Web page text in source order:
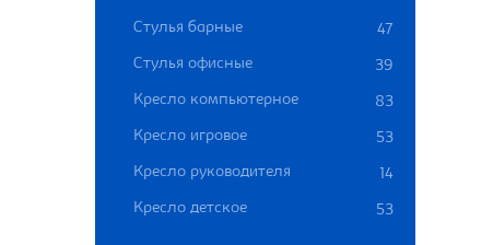
Стулья барные 47
Стулья офисные 39
Кресло компьютерное 83
Кресло игровое 53
Кресло руководителя 14
Кресло детское 53